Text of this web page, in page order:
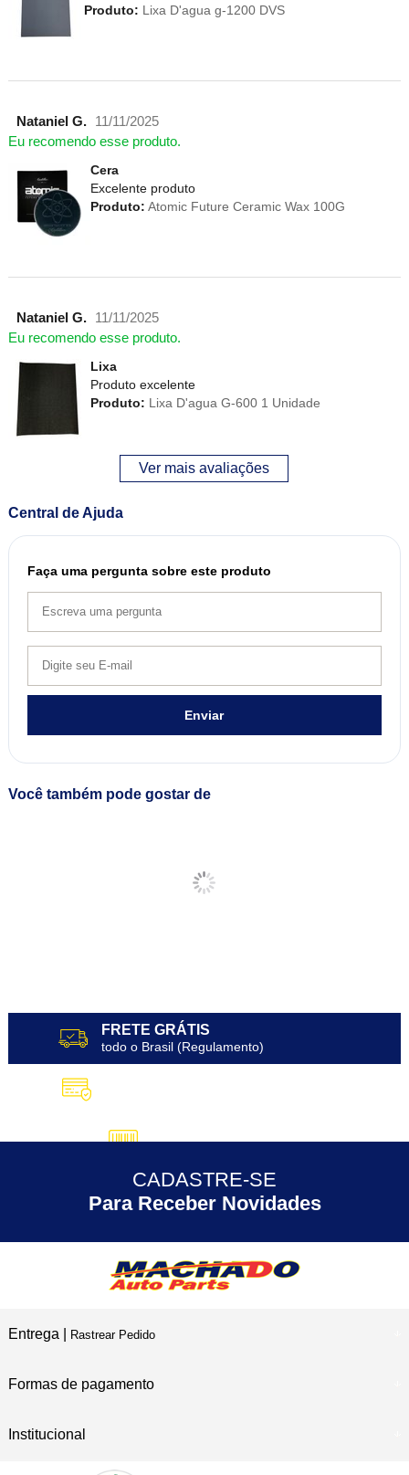
Produto: Lixa D'agua g-1200 DVS
Nataniel G.
11/11/2025
Eu recomendo esse produto.
Cera
Excelente produto
Produto: Atomic Future Ceramic Wax 100G
Nataniel G.
11/11/2025
Eu recomendo esse produto.
Lixa
Produto excelente
Produto: Lixa D'agua G-600 1 Unidade
Ver mais avaliações
Central de Ajuda
Faça uma pergunta sobre este produto
Enviar
Você também pode gostar de
FRETE GRÁTIS
todo o Brasil (Regulamento)
5% DESCONTO no Pix
30 ANOS de Experiência
CADASTRE-SE
Para Receber Novidades
Entrega | Rastrear Pedido
Formas de pagamento
Institucional